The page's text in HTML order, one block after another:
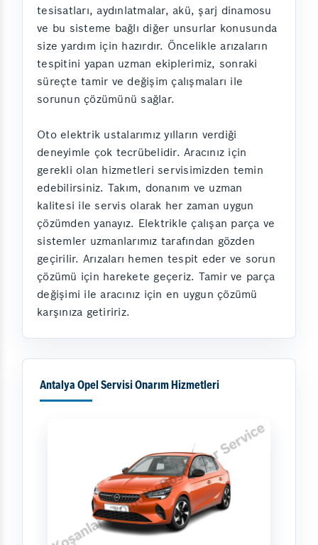
tesisatları, aydınlatmalar, akü, şarj dinamosu
ve bu sisteme bağlı diğer unsurlar konusunda
size yardım için hazırdır. Öncelikle arızaların
tespitini yapan uzman ekiplerimiz, sonraki
süreçte tamir ve değişim çalışmaları ile
sorunun çözümünü sağlar.
Oto elektrik ustalarımız yılların verdiği
deneyimle çok tecrübelidir. Aracınız için
gerekli olan hizmetleri servisimizden temin
edebilirsiniz. Takım, donanım ve uzman
kalitesi ile servis olarak her zaman uygun
çözümden yanayız. Elektrikle çalışan parça ve
sistemler uzmanlarımız tarafından gözden
geçirilir. Arızaları hemen tespit eder ve sorun
çözümü için harekete geçeriz. Tamir ve parça
değişimi ile aracınız için en uygun çözümü
karşınıza getiririz.
Antalya Opel Servisi Onarım Hizmetleri